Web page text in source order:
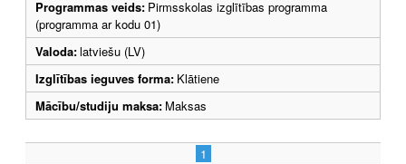
Programmas veids: Pirmsskolas izglītības programma
(programma ar kodu 01)
Valoda:latviešu (LV)
Izglītības ieguves forma: Klātiene
Mācību/studiju maksa: Maksas
1